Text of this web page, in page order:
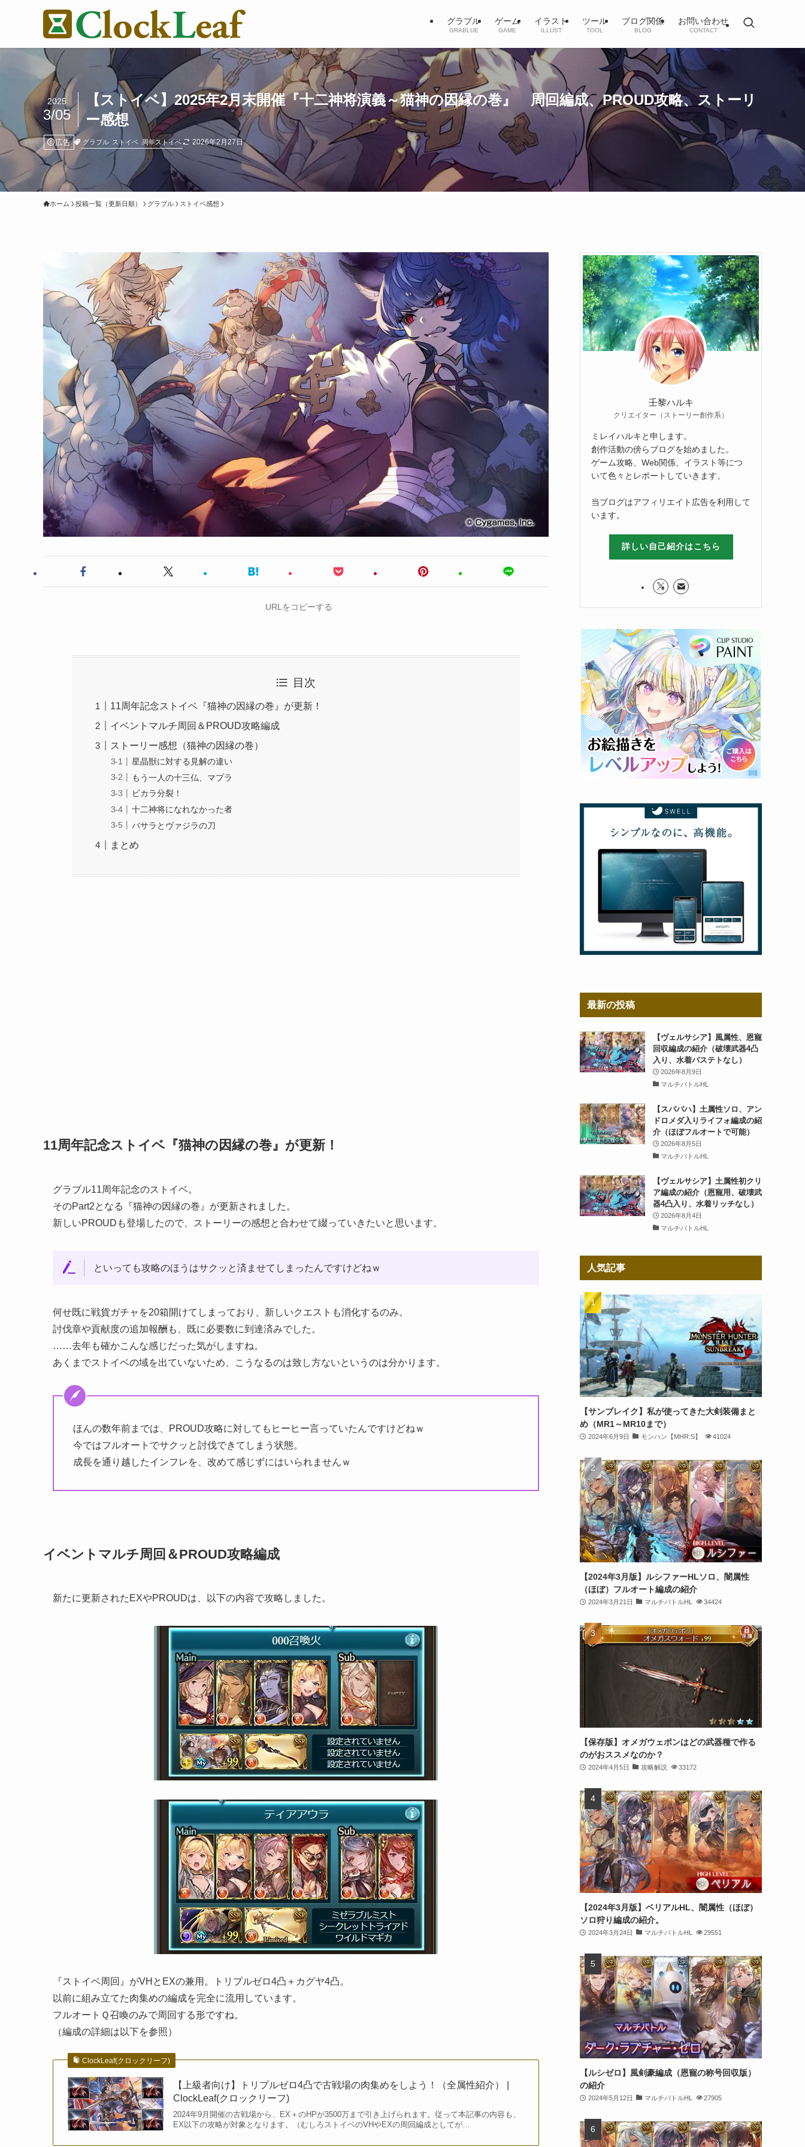
グラブル
GRABLUE
ゲーム
GAME
イラスト
ILLUST
ツール
TOOL
ブログ関係
BLOG
お問い合わせ
CONTACT
【ストイベ】2025年2月末開催『十二神将演義～猫神の因縁の巻』 周回編成、PROUD攻略、ストーリ
ー感想
2025
3/05
広告 グラブル ストイベ 周年ストイベ 2026年2月27日
ホーム 投稿一覧（更新日順） グラブル ストイベ感想
URLをコピーする
目次
11周年記念ストイベ『猫神の因縁の巻』が更新！
イベントマルチ周回＆PROUD攻略編成
ストーリー感想（猫神の因縁の巻）
星晶獣に対する見解の違い
もう一人の十三仏、マプラ
ビカラ分裂！
十二神将になれなかった者
バサラとヴァジラの刀
まとめ
11周年記念ストイベ『猫神の因縁の巻』が更新！
グラブル11周年記念のストイベ。
そのPart2となる『猫神の因縁の巻』が更新されました。
新しいPROUDも登場したので、ストーリーの感想と合わせて綴っていきたいと思います。
といっても攻略のほうはサクッと済ませてしまったんですけどねｗ
何せ既に戦貨ガチャを20箱開けてしまっており、新しいクエストも消化するのみ。
討伐章や貢献度の追加報酬も、既に必要数に到達済みでした。
……去年も確かこんな感じだった気がしますね。
あくまでストイベの域を出ていないため、こうなるのは致し方ないというのは分かります。
ほんの数年前までは、PROUD攻略に対してもヒーヒー言っていたんですけどねｗ
今ではフルオートでサクッと討伐できてしまう状態。
成長を通り越したインフレを、改めて感じずにはいられませんｗ
イベントマルチ周回＆PROUD攻略編成
新たに更新されたEXやPROUDは、以下の内容で攻略しました。
『ストイベ周回』がVHとEXの兼用。トリプルゼロ4凸＋カグヤ4凸。
以前に組み立てた肉集めの編成を完全に流用しています。
フルオートＱ召喚のみで周回する形ですね。
（編成の詳細は以下を参照）
ClockLeaf(クロックリーフ)
【上級者向け】トリプルゼロ4凸で古戦場の肉集めをしよう！（全属性紹介） |
ClockLeaf(クロックリーフ)
2024年9月開催の古戦場から、EX＋のHPが3500万まで引き上げられます。従って本記事の内容も、
EX以下の攻略が対象となります。（むしろストイベのVHやEXの周回編成としてが…
壬黎ハルキ
クリエイター（ストーリー創作系）
ミレイハルキと申します。
創作活動の傍らブログを始めました。
ゲーム攻略、Web関係、イラスト等につ
いて色々とレポートしていきます。
当ブログはアフィリエイト広告を利用して
います。
詳しい自己紹介はこちら
最新の投稿
【ヴェルサシア】風属性、恩寵
回収編成の紹介（破壊武器4凸
入り、水着バステトなし）
2026年8月9日
マルチバトルHL
【スパバハ】土属性ソロ、アン
ドロメダ入りライフォ編成の紹
介（ほぼフルオートで可能）
2026年8月5日
マルチバトルHL
【ヴェルサシア】土属性初クリ
ア編成の紹介（恩寵用、破壊武
器4凸入り、水着リッチなし）
2026年8月4日
マルチバトルHL
人気記事
【サンブレイク】私が使ってきた大剣装備まと
め（MR1～MR10まで）
2024年6月9日 モンハン【MHR:S】 41024
【2024年3月版】ルシファーHLソロ、闇属性
（ほぼ）フルオート編成の紹介
2024年3月21日 マルチバトルHL 34424
【保存版】オメガウェポンはどの武器種で作る
のがおススメなのか？
2024年4月5日 攻略解説 33172
【2024年3月版】ベリアルHL、闇属性（ほぼ）
ソロ狩り編成の紹介。
2024年3月24日 マルチバトルHL 29551
【ルシゼロ】風剣豪編成（恩寵の称号回収版）
の紹介
2024年5月12日 マルチバトルHL 27905